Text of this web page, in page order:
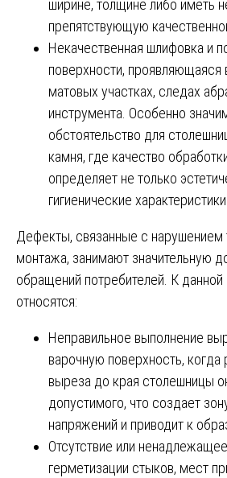
ширине, толщине либо иметь
препятствующую
Некачественная шлифовка и
поверхности, проявляющаяся
матовых участках, следах
инструмента. Особенно
обстоятельство для
камня, где качество
определяет не только
гигиенические
Дефекты, связанные с нарушением
монтажа, занимают значительную
обращений потребителей. К данной
относятся:
Неправильное выполнение
варочную поверхность, когда
выреза до края столешницы
допустимого, что создает
напряжений и приводит к
Отсутствие или
герметизации стыков, мест